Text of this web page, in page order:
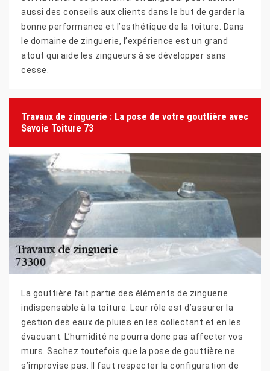
aussi des conseils aux clients dans le but de garder la
bonne performance et l’esthétique de la toiture. Dans
le domaine de zinguerie, l’expérience est un grand
atout qui aide les zingueurs à se développer sans
cesse.
Travaux de zinguerie : La pose de votre gouttière avec
Savoie Toiture 73
La gouttière fait partie des éléments de zinguerie
indispensable à la toiture. Leur rôle est d’assurer la
gestion des eaux de pluies en les collectant et en les
évacuant. L’humidité ne pourra donc pas affecter vos
murs. Sachez toutefois que la pose de gouttière ne
s’improvise pas. Il faut respecter la configuration de